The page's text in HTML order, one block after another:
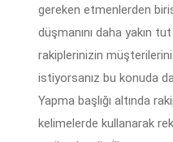
gereken etmenlerden
düşmanını daha yakın
rakiplerinizin
istiyorsanız bu konuda
Yapma başlığı altında
kelimelerde kullanarak